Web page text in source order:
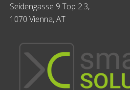
Seidengasse 9 Top 2.3,
1070 Vienna, AT